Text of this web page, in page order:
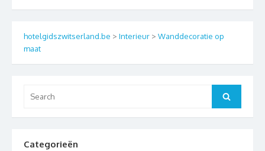
hotelgidszwitserland.be > Interieur > Wanddecoratie op
maat
for:
Search
Categorieën